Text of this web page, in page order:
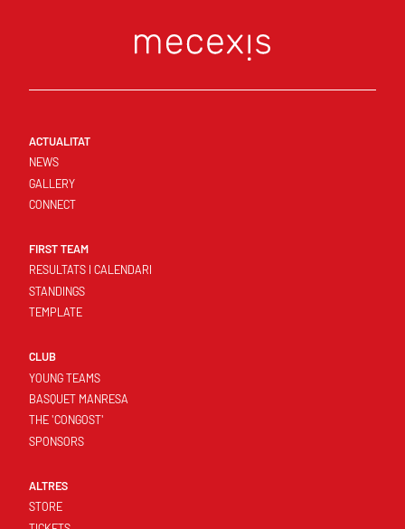
ACTUALITAT
NEWS
GALLERY
CONNECT
FIRST TEAM
RESULTATS I CALENDARI
STANDINGS
TEMPLATE
CLUB
YOUNG TEAMS
BASQUET MANRESA
THE 'CONGOST'
SPONSORS
ALTRES
STORE